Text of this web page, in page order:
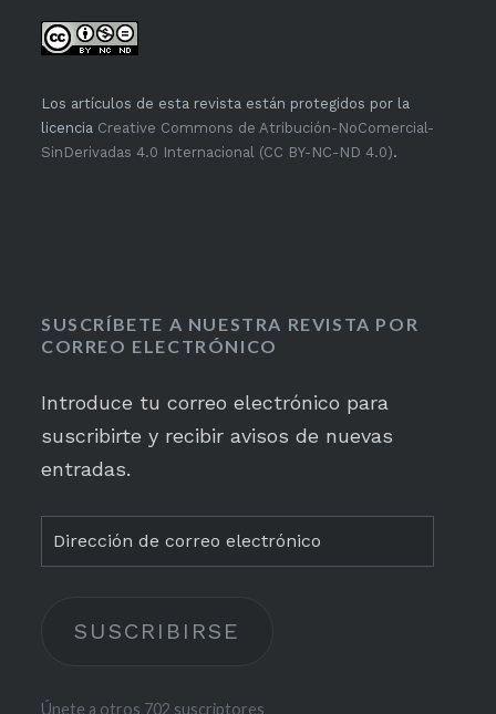
Los artículos de esta revista están protegidos por la
licencia Creative Commons de Atribución-NoComercial-
SinDerivadas 4.0 Internacional (CC BY-NC-ND 4.0).
SUSCRÍBETE A NUESTRA REVISTA POR
CORREO ELECTRÓNICO
Introduce tu correo electrónico para
suscribirte y recibir avisos de nuevas
entradas.
Dirección
de
electrónico
SUSCRIBIRSE
Únete a otros 702 suscriptores